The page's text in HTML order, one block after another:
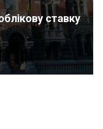
ставку